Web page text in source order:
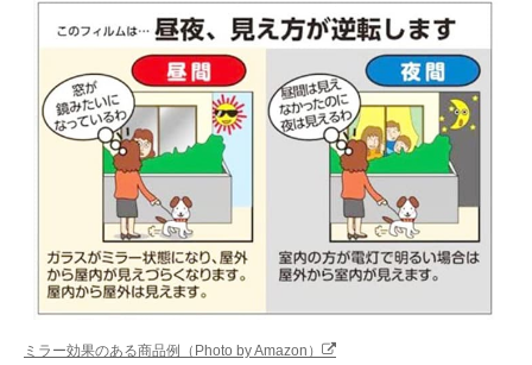
ミラー効果のある商品例（Photo by Amazon）